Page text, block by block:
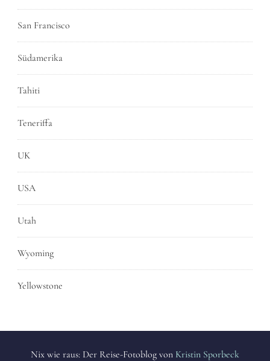
San Francisco
Südamerika
Tahiti
Teneriffa
UK
USA
Utah
Wyoming
Yellowstone
Nix wie raus: Der Reise-Fotoblog von Kristin Sporbeck